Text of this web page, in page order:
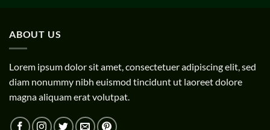
ABOUT US
Lorem ipsum dolor sit amet, consectetuer adipiscing elit, sed
diam nonummy nibh euismod tincidunt ut laoreet dolore
magna aliquam erat volutpat.